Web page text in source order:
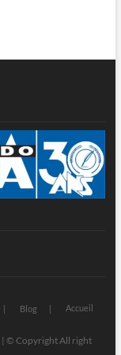
Blog Accueil
| © Copyright All right